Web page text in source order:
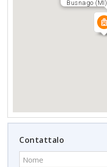
Busnago (MI)
Contattalo